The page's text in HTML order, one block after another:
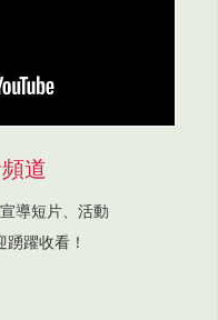
道
導短片、活動
躍收看！